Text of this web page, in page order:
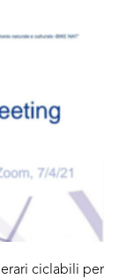
ciclabili per